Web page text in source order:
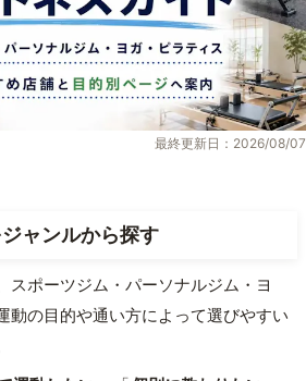
最終更新日：2026/08/07
ャンルから探す
スポーツジム・パーソナルジム・ヨ
動の目的や通い方によって選びやすい